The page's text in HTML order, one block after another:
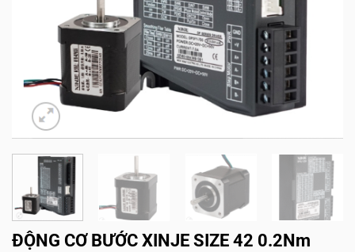
ĐỘNG CƠ BƯỚC XINJE SIZE 42 0.2Nm